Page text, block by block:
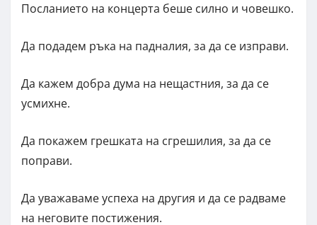
Посланието на концерта беше силно и човешко.
Да подадем ръка на падналия, за да се изправи.
Да кажем добра дума на нещастния, за да се
усмихне.
Да покажем грешката на сгрешилия, за да се
поправи.
Да уважаваме успеха на другия и да се радваме
на неговите постижения.